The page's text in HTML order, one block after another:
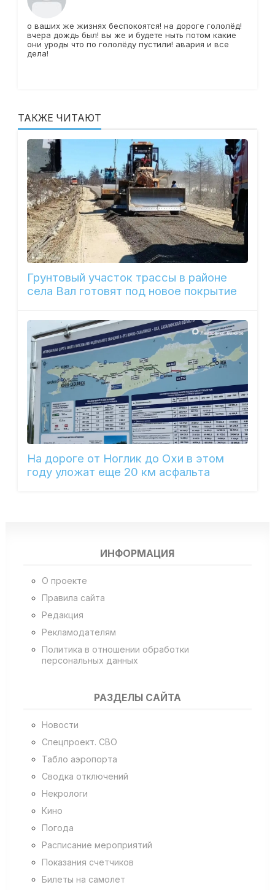
о ваших же жизнях беспокоятся! на дороге гололёд!
вчера дождь был! вы же и будете ныть потом какие
они уроды что по гололёду пустили! авария и все
дела!
ТАКЖЕ ЧИТАЮТ
Грунтовый участок трассы в районе
села Вал готовят под новое покрытие
На дороге от Ноглик до Охи в этом
году уложат еще 20 км асфальта
ИНФОРМАЦИЯ
О проекте
Правила сайта
Редакция
Рекламодателям
Политика в отношении обработки
персональных данных
РАЗДЕЛЫ САЙТА
Новости
Спецпроект. СВО
Табло аэропорта
Сводка отключений
Некрологи
Кино
Погода
Расписание мероприятий
Показания счетчиков
Билеты на самолет